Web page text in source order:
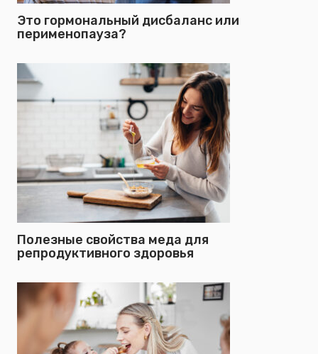
Это гормональный дисбаланс или
перименопауза?
Полезные свойства меда для
репродуктивного здоровья